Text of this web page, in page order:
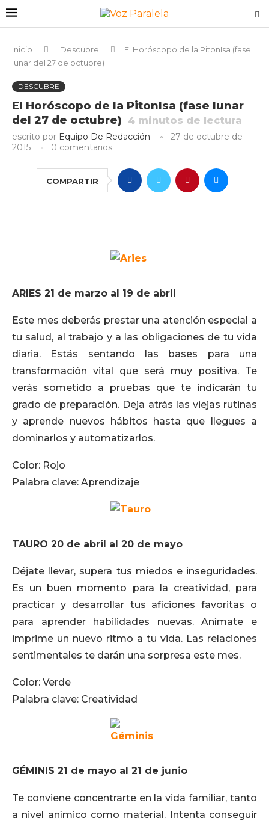
Inicio Descubre
El Horóscopo de la PitonIsa (fase
lunar del 27 de octubre)
DESCUBRE
El Horóscopo de la PitonIsa (fase lunar
del 27 de octubre)
4 minutos de lectura
escrito por Equipo De Redacción
27 de octubre de
2015
0 comentarios
COMPARTIR
ARIES 21 de marzo al 19 de abril
Este mes deberás prestar una atención especial a
tu salud, al trabajo y a las obligaciones de tu vida
diaria. Estás sentando las bases para una
transformación vital que será muy positiva. Te
verás sometido a pruebas que te indicarán tu
grado de preparación. Deja atrás las viejas rutinas
y aprende nuevos hábitos hasta que llegues a
dominarlos y automatizarlos.
Color: Rojo
Palabra clave: Aprendizaje
TAURO 20 de abril al 20 de mayo
Déjate llevar, supera tus miedos e inseguridades.
Es un buen momento para la creatividad, para
practicar y desarrollar tus aficiones favoritas o
para aprender habilidades nuevas. Anímate e
imprime un nuevo ritmo a tu vida. Las relaciones
sentimentales te darán una sorpresa este mes.
Color: Verde
Palabra clave: Creatividad
GÉMINIS 21 de mayo al 21 de junio
Te conviene concentrarte en la vida familiar, tanto
a nivel anímico como material. Intenta conseguir